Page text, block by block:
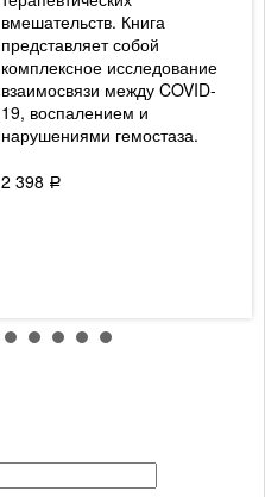
вмешательств. Книга
представляет собой
комплексное исследование
взаимосвязи между COVID-
19, воспалением и
нарушениями гемостаза.
2 398 Р